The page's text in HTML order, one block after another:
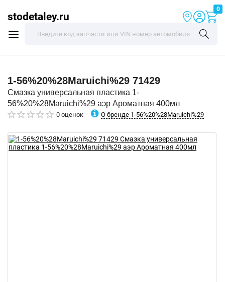
stodetaley.ru
0
1-56%20%28Maruichi%29 71429
Смазка универсальная пластика 1-
56%20%28Maruichi%29 аэр Ароматная 400мл
0 оценок О бренде 1-56%20%28Maruichi%29